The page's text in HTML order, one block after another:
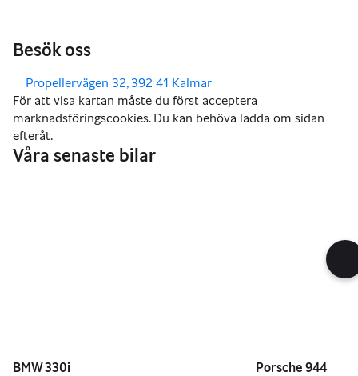
Besök oss
Propellervägen 32, 392 41 Kalmar
Våra senaste bilar
BMW 330i
Porsche 944